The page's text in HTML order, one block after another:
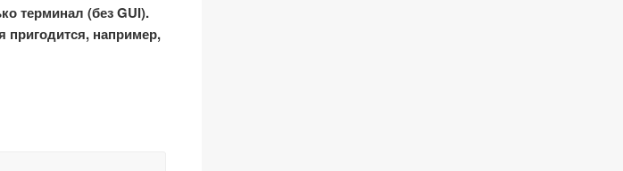
терминал (без GUI).
пригодится, например,